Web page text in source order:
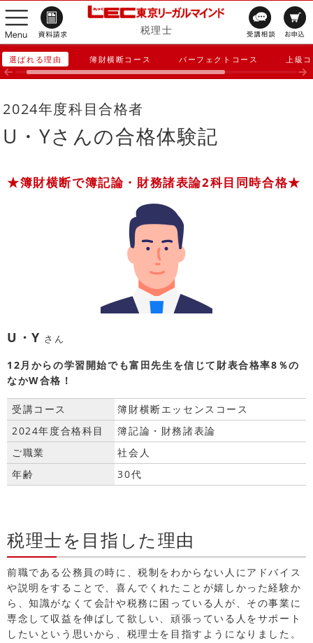
税理士
選ばれる理由 簿財横断コース パーフェクトコース 上級
2024年度科目合格者
U・Yさんの合格体験記
★簿財横断で簿記論・財務諸表論2科目同時合格★
U・Y さん
12月からの学習開始でも富田先生を信じて財表合格率8％の
なかW合格！
受講コース
簿財横断エッセンスコース
2024年度合格科目
簿記論・財務諸表論
ご職業
社会人
年齢
30代
税理士を目指した理由
前職である公務員の時に、税制をわからない人にアドバイス
や説明をすることで、喜んでくれたことが嬉しかった経験か
ら、知識がなくて会計や税務に困っている人が、その事業に
専念して収益を伸ばして欲しい、頑張っている人をサポート
したいという思いから、税理士を目指すようになりました。